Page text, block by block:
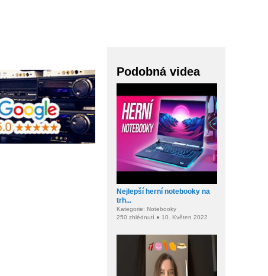
Podobná videa
Nejlepší herní notebooky na
trh...
Kategorie: Notebooky
250 zhlédnutí ● 10. Květen 2022